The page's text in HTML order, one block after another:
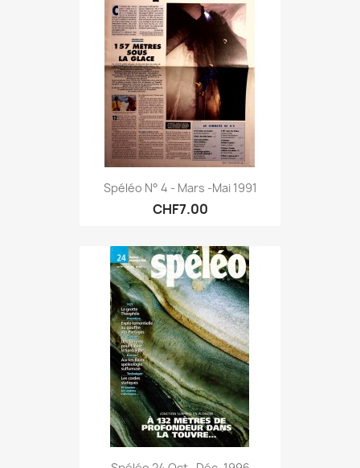
Spéléo N° 4 - Mars -mai 1991
CHF7.00